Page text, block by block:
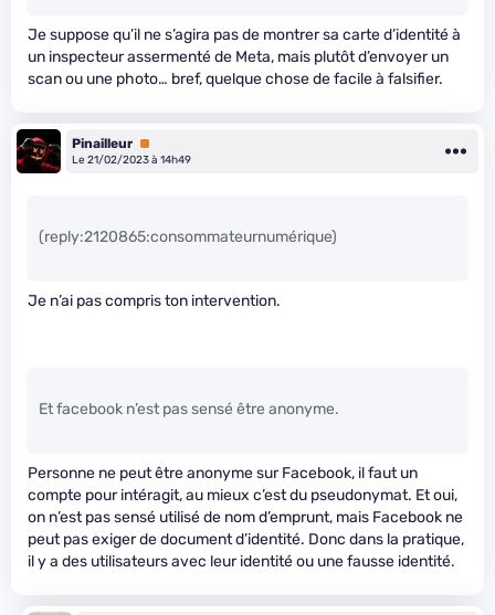
Je suppose qu’il ne s’agira pas de montrer sa carte d’identité à
un inspecteur assermenté de Meta, mais plutôt d’envoyer un
scan ou une photo… bref, quelque chose de facile à falsifier.
Pinailleur Premium
Le 21/02/2023 à 14h49
(reply:2120865:consommateurnumérique)
Je n’ai pas compris ton intervention.
Et facebook n’est pas sensé être anonyme.
Personne ne peut être anonyme sur Facebook, il faut un
compte pour intéragit, au mieux c’est du pseudonymat. Et oui,
on n’est pas sensé utilisé de nom d’emprunt, mais Facebook ne
peut pas exiger de document d’identité. Donc dans la pratique,
il y a des utilisateurs avec leur identité ou une fausse identité.